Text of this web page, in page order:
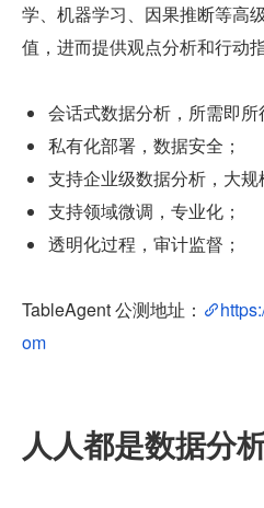
学、机器学习、因果推断等高
值，进而提供观点分析和行动
会话式数据分析，所需即所
私有化部署，数据安全；
支持企业级数据分析，大规
支持领域微调，专业化；
透明化过程，审计监督；
TableAgent 公测地址：
om
人人都是数据分